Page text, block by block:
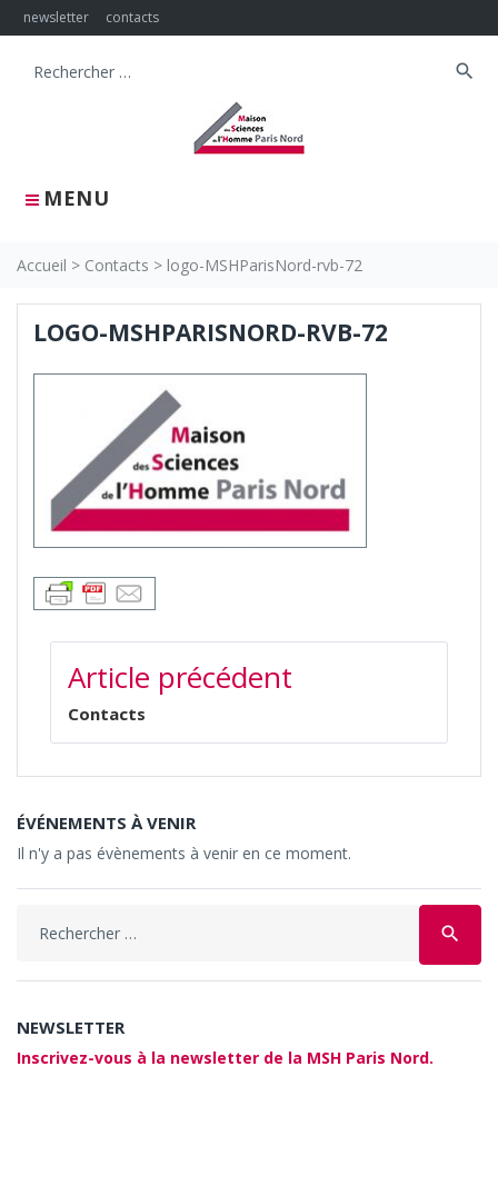
Skip
to
newsletter contacts
MENU
Search
search
Accueil > Contacts > logo-MSHParisNord-rvb-72
LOGO-MSHPARISNORD-RVB-72
NAVIGATION
DE
L’ARTICLE
Article précédent
Contacts
ÉVÉNEMENTS À VENIR
Il n'y a pas évènements à venir en ce moment.
search
NEWSLETTER
Inscrivez-vous à la newsletter de la MSH Paris Nord.